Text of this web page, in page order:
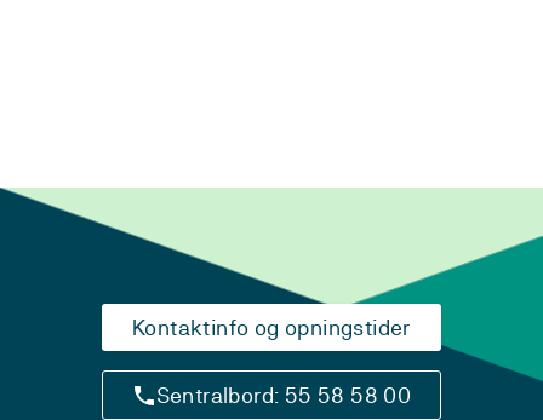
Kontaktinfo og opningstider
Sentralbord: 55 58 58 00